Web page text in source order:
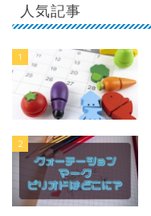
人気記事
1
2